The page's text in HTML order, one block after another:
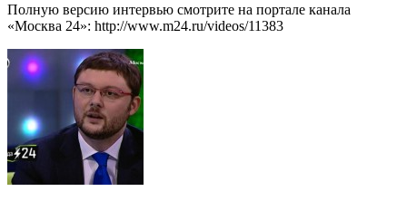
Полную версию интервью смотрите на портале канала
«Москва 24»: http://www.m24.ru/videos/11383